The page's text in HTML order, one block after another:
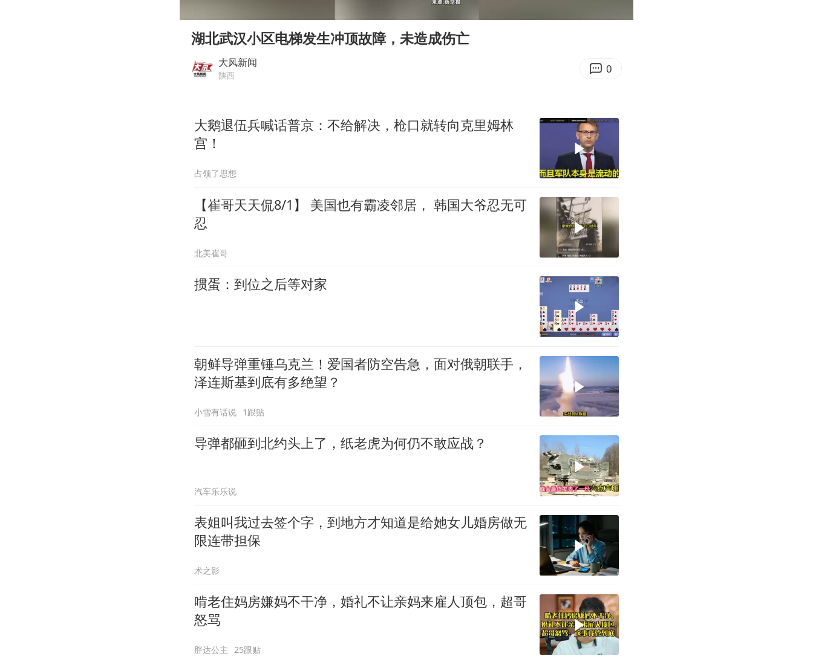
宇树科技王兴兴身家有望超200亿元
中国养老床位“三连降”
郑国霖回应去景区上班被保安拦下
湖北武汉小区电梯发生冲顶故障，未造成伤亡
大风新闻
陕西 0
大鹅退伍兵喊话普京：不给解决，枪口就转向克里姆林
宫！
占领了思想
【崔哥天天侃8/1】 美国也有霸凌邻居， 韩国大爷忍无可
忍
北美崔哥
掼蛋：到位之后等对家
朝鲜导弹重锤乌克兰！爱国者防空告急，面对俄朝联手，
泽连斯基到底有多绝望？
小雪有话说 1跟贴
导弹都砸到北约头上了，纸老虎为何仍不敢应战？
汽车乐乐说
表姐叫我过去签个字，到地方才知道是给她女儿婚房做无
限连带担保
术之影
啃老住妈房嫌妈不干净，婚礼不让亲妈来雇人顶包，超哥
怒骂
胖达公主 25跟贴